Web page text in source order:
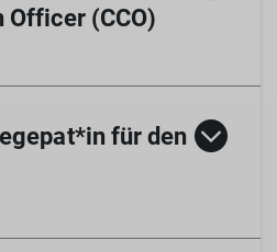
Officer (CCO)
für den